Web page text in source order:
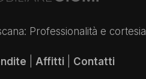
Professionalità e cortesia
Affitti| Contatti